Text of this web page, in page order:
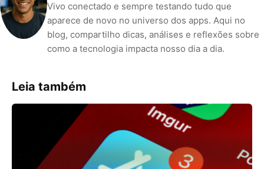
Vivo conectado e sempre testando tudo que
aparece de novo no universo dos apps. Aqui no
blog, compartilho dicas, análises e reflexões sobre
como a tecnologia impacta nosso dia a dia.
Leia também